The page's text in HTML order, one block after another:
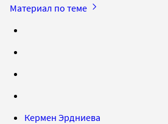
Материал по теме
Кермен Эрдниева